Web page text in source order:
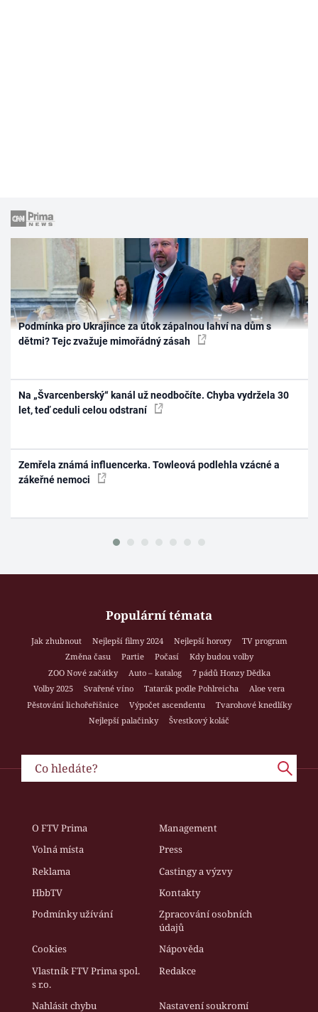
Podmínka pro Ukrajince za útok zápalnou lahví na dům s
dětmi? Tejc zvažuje mimořádný zásah
Na „Švarcenberský“ kanál už neodbočíte. Chyba vydržela 30
let, teď ceduli celou odstraní
Zemřela známá influencerka. Towleová podlehla vzácné a
zákeřné nemoci
Populární témata
Jak zhubnout Nejlepší filmy 2024 Nejlepší horory
TV program
Změna času
Partie Počasí
Kdy budou volby
ZOO Nové začátky
Auto – katalog
7 pádů Honzy Dědka
Volby 2025
Svařené víno Tatarák podle Pohlreicha
Aloe vera
Pěstování lichořeřišnice
Výpočet ascendentu
Tvarohové knedlíky
Nejlepší palačinky
Švestkový koláč
O FTV Prima
Management
Volná místa
Press
Reklama
Castingy a výzvy
HbbTV
Kontakty
Podmínky užívání
Zpracování osobních
údajů
Cookies
Nápověda
Vlastník FTV Prima spol.
s r.o.
Redakce
Nahlásit chybu Nastavení soukromí